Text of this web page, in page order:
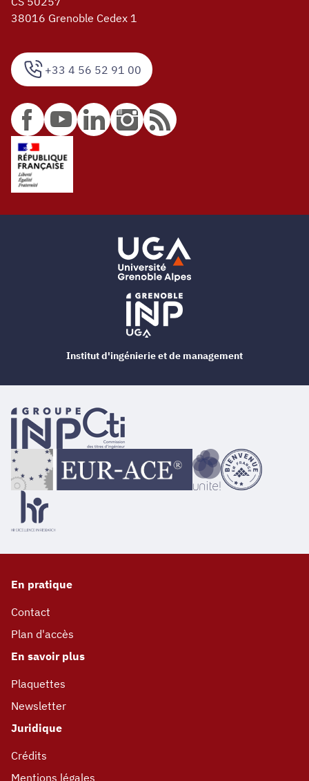
+33 4 56 52 91 00
38016 Grenoble Cedex 1
En pratique
Contact
Plan d'accès
En savoir plus
Plaquettes
Newsletter
Juridique
Crédits
Mentions légales
Institut d'ingénierie et de management